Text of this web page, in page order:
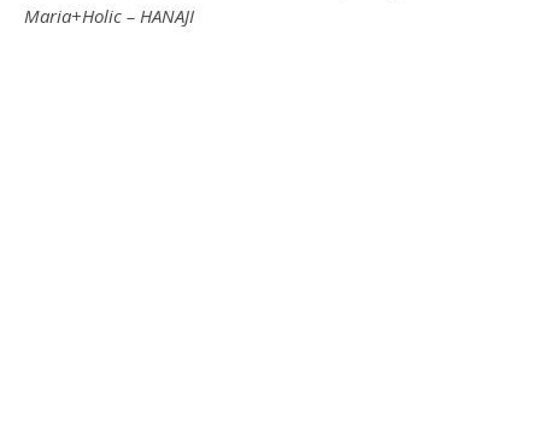
Maria+Holic – HANAJI